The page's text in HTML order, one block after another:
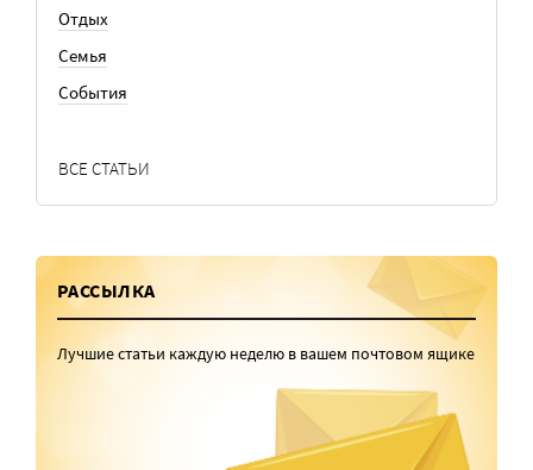
Отдых
Семья
События
ВСЕ СТАТЬИ
РАССЫЛКА
Лучшие статьи каждую неделю в вашем почтовом ящике